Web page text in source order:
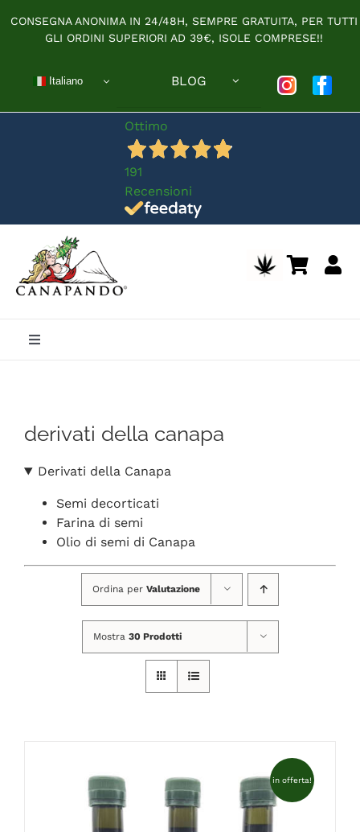
contenuto
CONSEGNA ANONIMA IN 24/48H, SEMPRE GRATUITA, PER TUTTI
GLI ORDINI SUPERIORI AD 39€, ISOLE COMPRESE!!
Italiano BLOG
Ottimo
191
Recensioni
Toggle
SHOP ONLINE
DELIVERY ROMA
RIVENDITORI
derivati della canapa
Derivati della Canapa
Semi decorticati
Farina di semi
Olio di semi di Canapa
Ordina per Valutazione
Mostra 30 Prodotti
in offerta!